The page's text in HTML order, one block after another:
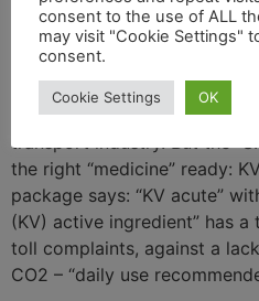
As of December 1, 2023, the
Germany’s motorways and
doubled. This is a
transport industry. But the
the right “medicine” ready:
package says: “KV acute”
(KV) active ingredient” has
toll complaints, against a
CO2 – “daily use
consent to the use of ALL
may visit "Cookie Settings"
consent.
Cookie Settings OK